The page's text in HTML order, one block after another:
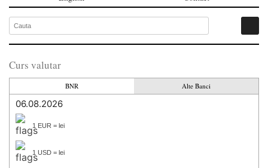
Curs valutar
BNR Alte Banci
06.08.2026
1 EUR = lei
1 USD = lei